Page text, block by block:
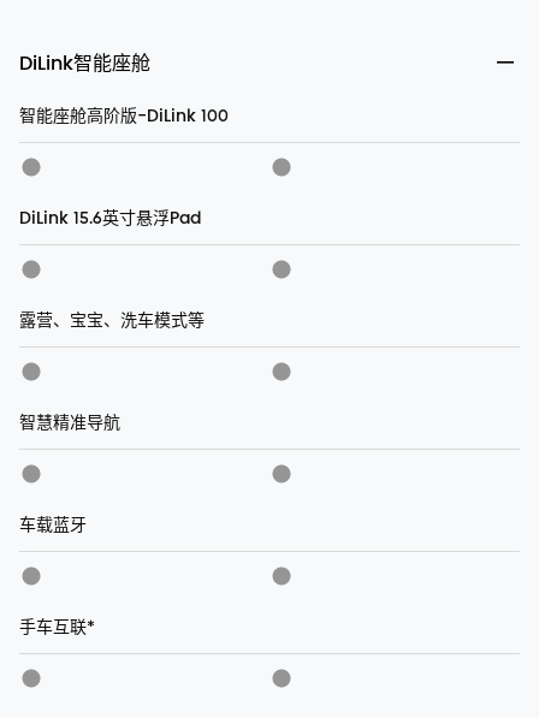
DiLink智能座舱
智能座舱高阶版-DiLink 100
DiLink 15.6英寸悬浮Pad
露营、宝宝、洗车模式等
智慧精准导航
车载蓝牙
手车互联*